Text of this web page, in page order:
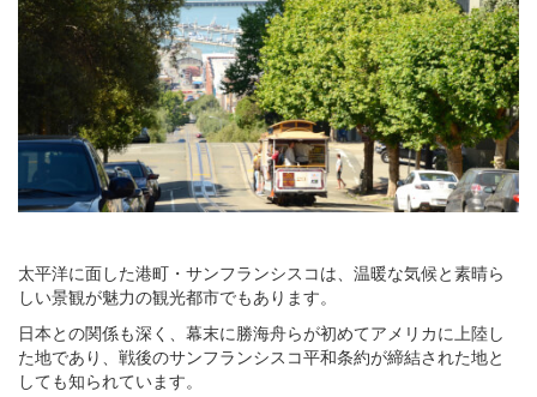
太平洋に面した港町・サンフランシスコは、温暖な気候と素晴ら
しい景観が魅力の観光都市でもあります。
日本との関係も深く、幕末に勝海舟らが初めてアメリカに上陸し
た地であり、戦後のサンフランシスコ平和条約が締結された地と
しても知られています。